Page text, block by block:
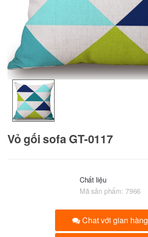
Vỏ gối sofa GT-0117
Chất liệu
Mã sản phẩm: 7966
Chat với gian hàng